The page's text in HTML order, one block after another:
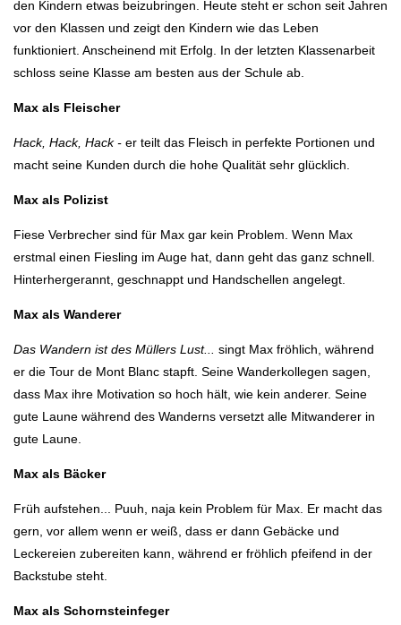
den Kindern etwas beizubringen. Heute steht er schon seit Jahren
vor den Klassen und zeigt den Kindern wie das Leben
funktioniert. Anscheinend mit Erfolg. In der letzten Klassenarbeit
schloss seine Klasse am besten aus der Schule ab.
Max als Fleischer
Hack, Hack, Hack - er teilt das Fleisch in perfekte Portionen und
macht seine Kunden durch die hohe Qualität sehr glücklich.
Max als Polizist
Fiese Verbrecher sind für Max gar kein Problem. Wenn Max
erstmal einen Fiesling im Auge hat, dann geht das ganz schnell.
Hinterhergerannt, geschnappt und Handschellen angelegt.
Max als Wanderer
Das Wandern ist des Müllers Lust...
singt Max fröhlich, während
er die Tour de Mont Blanc stapft. Seine Wanderkollegen sagen,
dass Max ihre Motivation so hoch hält, wie kein anderer. Seine
gute Laune während des Wanderns versetzt alle Mitwanderer in
gute Laune.
Max als Bäcker
Früh aufstehen... Puuh, naja kein Problem für Max. Er macht das
gern, vor allem wenn er weiß, dass er dann Gebäcke und
Leckereien zubereiten kann, während er fröhlich pfeifend in der
Backstube steht.
Max als Schornsteinfeger